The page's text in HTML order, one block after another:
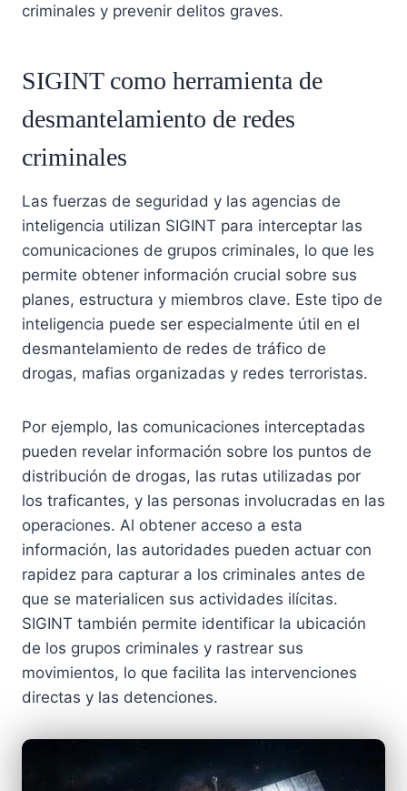
criminales y prevenir delitos graves.
SIGINT como herramienta de
desmantelamiento de redes
criminales
Las fuerzas de seguridad y las agencias de
inteligencia utilizan SIGINT para interceptar las
comunicaciones de grupos criminales, lo que les
permite obtener información crucial sobre sus
planes, estructura y miembros clave. Este tipo de
inteligencia puede ser especialmente útil en el
desmantelamiento de redes de tráfico de
drogas, mafias organizadas y redes terroristas.
Por ejemplo, las comunicaciones interceptadas
pueden revelar información sobre los puntos de
distribución de drogas, las rutas utilizadas por
los traficantes, y las personas involucradas en las
operaciones. Al obtener acceso a esta
información, las autoridades pueden actuar con
rapidez para capturar a los criminales antes de
que se materialicen sus actividades ilícitas.
SIGINT también permite identificar la ubicación
de los grupos criminales y rastrear sus
movimientos, lo que facilita las intervenciones
directas y las detenciones.